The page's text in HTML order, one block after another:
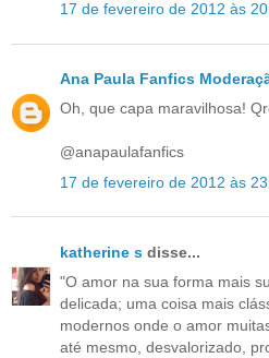
17 de fevereiro de 2012 às
Ana Paula Fanfics
Oh, que capa maravilhosa!
@anapaulafanfics
17 de fevereiro de 2012 às
katherine s disse...
"O amor na sua forma mais
delicada; uma coisa mais
modernos onde o amor
até mesmo, desvalorizado,